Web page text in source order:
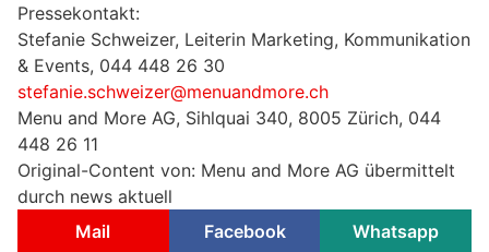
Pressekontakt:
Stefanie Schweizer, Leiterin Marketing, Kommunikation
& Events, 044 448 26 30
stefanie.schweizer@menuandmore.ch
Menu and More AG, Sihlquai 340, 8005 Zürich, 044
448 26 11
Original-Content von: Menu and More AG übermittelt
durch news aktuell
Mail
Facebook Whatsapp